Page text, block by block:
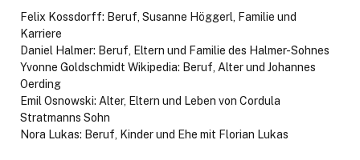
Felix Kossdorff: Beruf, Susanne Höggerl, Familie und
Karriere
Daniel Halmer: Beruf, Eltern und Familie des Halmer-Sohnes
Yvonne Goldschmidt Wikipedia: Beruf, Alter und Johannes
Oerding
Emil Osnowski: Alter, Eltern und Leben von Cordula
Stratmanns Sohn
Nora Lukas: Beruf, Kinder und Ehe mit Florian Lukas